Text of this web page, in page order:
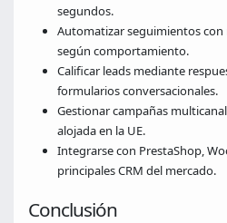
segundos.
Automatizar seguimientos
según comportamiento.
Calificar leads mediante
formularios conversacionales.
Gestionar campañas
alojada en la UE.
Integrarse con PrestaShop,
principales CRM del mercado.
Conclusión